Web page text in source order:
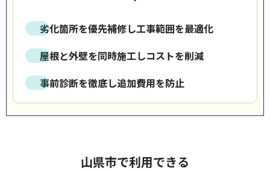
劣化箇所を優先補修し工事範囲を最適化
屋根と外壁を同時施工しコストを削減
事前診断を徹底し追加費用を防止
山県市で利用できる